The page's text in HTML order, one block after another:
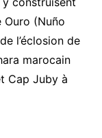
Ouro (Nuño
l’éclosion de
marocain
Cap Juby à